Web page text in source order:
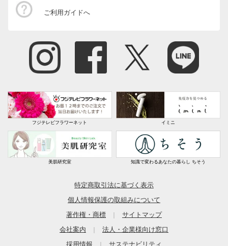
ご利用ガイドへ
フジテレビフラワーネット イミニ
美肌研究室 知識で変わるあなたの暮らし ちそう
特定商取引法に基づく表示
個人情報保護の取組みについて
著作権・商標
サイトマップ
会社案内
法人・企業様向け窓口
採用情報
サステナビリティ